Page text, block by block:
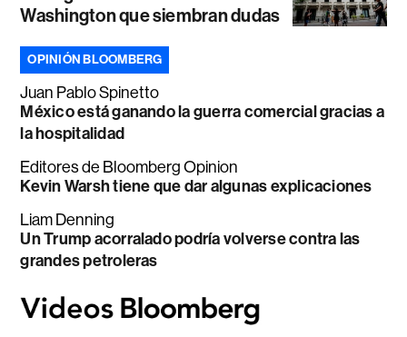
Washington que siembran dudas
OPINIÓN BLOOMBERG
Juan Pablo Spinetto
México está ganando la guerra comercial gracias a
la hospitalidad
Editores de Bloomberg Opinion
Kevin Warsh tiene que dar algunas explicaciones
Liam Denning
Un Trump acorralado podría volverse contra las
grandes petroleras